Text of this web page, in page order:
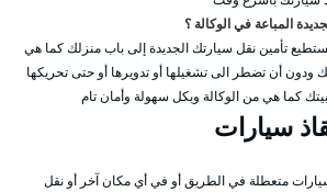
المباعة في الوكالة ؟
تأمين نقل سيارتك الجديدة إلى باب منزلك كما هي
أن تضطر الى تشغيلها أو تدويرها أو حتى تحريكها
كما هي من الوكالة وبكل سهولة وأمان تام
سيارات
متعطلة في الطريق أو في أي مكان آخر أو نقل